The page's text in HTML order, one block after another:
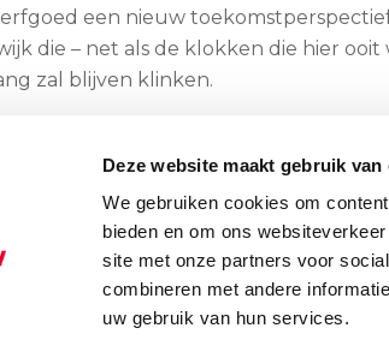
Deze website maakt gebruik van
We gebruiken cookies om
bieden en om ons
site met onze partners voor
combineren met andere
uw gebruik van hun services.
een nieuw
die – net als de klokken die hier
zal blijven klinken.